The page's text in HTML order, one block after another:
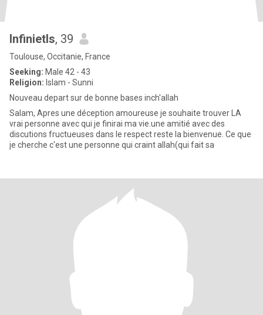
Infinietls, 39
Toulouse, Occitanie, France
Seeking: Male 42 - 43
Religion: Islam - Sunni
Nouveau depart sur de bonne bases inch'allah
Salam, Apres une déception amoureuse je souhaite trouver LA
vrai personne avec qui je finirai ma vie.une amitié avec des
discutions fructueuses dans le respect reste la bienvenue. Ce que
je cherche c'est une personne qui craint allah(qui fait sa